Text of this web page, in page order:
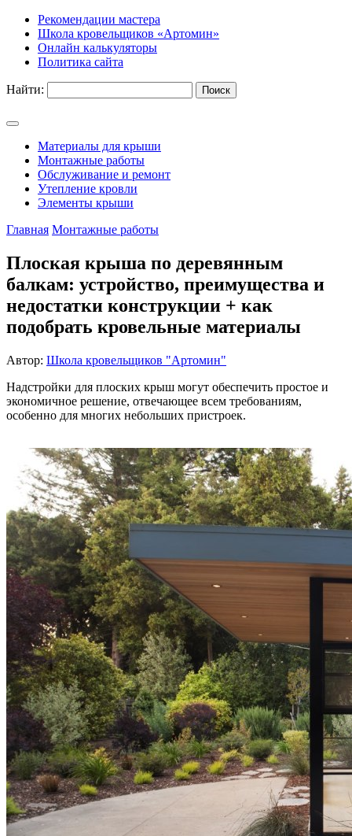
Рекомендации мастера
Школа кровельщиков «Артомин»
Онлайн калькуляторы
Политика сайта
Найти:
Материалы для крыши
Монтажные работы
Обслуживание и ремонт
Утепление кровли
Элементы крыши
Главная Монтажные работы
Плоская крыша по деревянным
балкам: устройство, преимущества и
недостатки конструкции + как
подобрать кровельные материалы
Автор: Школа кровельщиков "Артомин"
Надстройки для плоских крыш могут обеспечить простое и
экономичное решение, отвечающее всем требованиям,
особенно для многих небольших пристроек.